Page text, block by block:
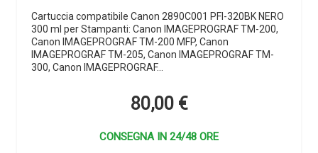
Cartuccia compatibile Canon 2890C001 PFI-320BK NERO
300 ml per Stampanti: Canon IMAGEPROGRAF TM-200,
Canon IMAGEPROGRAF TM-200 MFP, Canon
IMAGEPROGRAF TM-205, Canon IMAGEPROGRAF TM-
300, Canon IMAGEPROGRAF…
80,00 €
CONSEGNA IN 24/48 ORE